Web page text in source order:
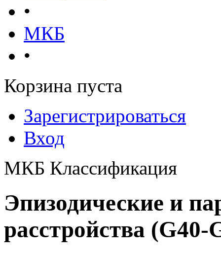
•
МКБ
•
Корзина пуста
Зарегистрироваться
Вход
МКБ Классификация
Эпизодические и
расстройства (G40-